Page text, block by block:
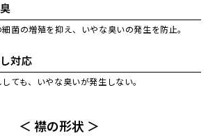
菌の増殖を抑え、いやな臭いの発生を防止。
対応
ても、いやな臭いが発生しない。
＜ 襟の形状 ＞